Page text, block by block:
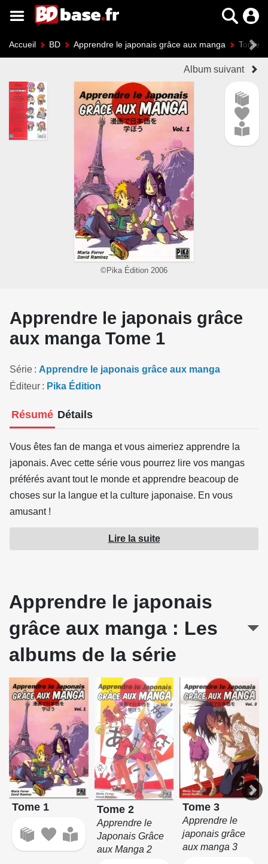
Accueil BD Apprendre le japonais grâce aux manga Tome 1
Album suivant
©Pika Édition 2006
Apprendre le japonais grâce
aux manga Tome 1
Série
Apprendre le japonais grâce aux manga
Éditeur
Pika Édition
Résumé Détails
Vous êtes fan de manga et vous aimeriez apprendre la
japonais. Avec cette série vous pourrez lire vos mangas
préférés avant tout le monde et apprendre beacoup de
choses sur la langue et la culture japonaise. En vous
amusant !
Lire la suite
Apprendre le japonais
grâce aux manga : Les
albums de la série
Tome 1 Tome 2
Apprendre le
Japonais Grâce
aux Manga 2
Tome 3
Apprendre le
japonais grâce
aux manga 3